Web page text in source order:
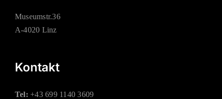
Museumstr.36
A-4020 Linz
Kontakt
Tel: +43 699 1140 3609